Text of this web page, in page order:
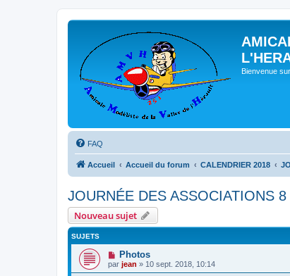
Bienvenue
FAQ
Accueil Accueil du forum CALENDRIER 2018
JOURNÉE DES ASSOCIATIONS
Nouveau sujet
SUJETS
Photos
par jean » 10 sept. 2018, 10:14